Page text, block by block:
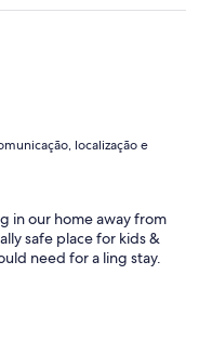
localização e
in our home away from
safe place for kids &
need for a ling stay.